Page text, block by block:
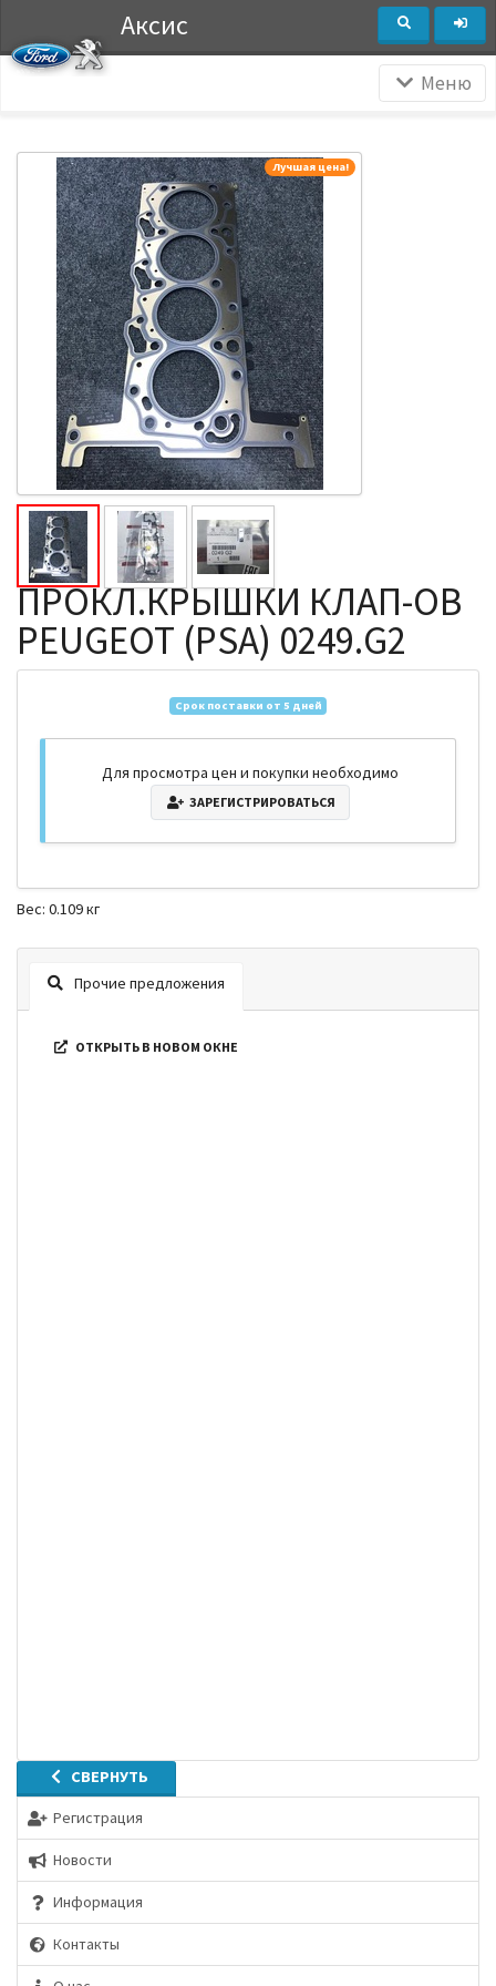
Аксис
Меню
СВЕРНУТЬ
Регистрация
Новости
Информация
Контакты
Лучшая цена!
ПРОКЛ.КРЫШКИ КЛАП-ОВ
PEUGEOT (PSA) 0249.G2
Срок поставки от 5 дней
Для просмотра цен и покупки необходимо
ЗАРЕГИСТРИРОВАТЬСЯ
Вес: 0.109 кг
Прочие предложения
ОТКРЫТЬ В НОВОМ ОКНЕ